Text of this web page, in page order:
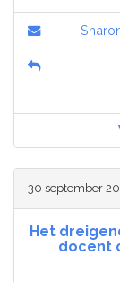
30 september
Het
docent